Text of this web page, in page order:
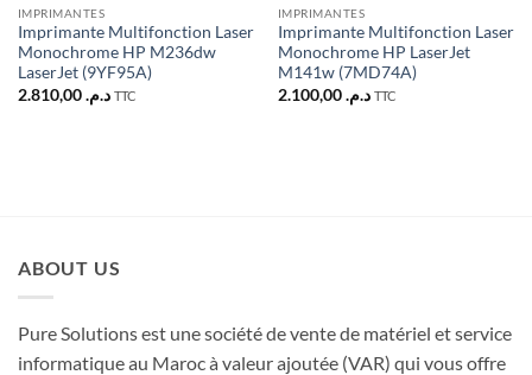
IMPRIMANTES
Imprimante Multifonction Laser
Monochrome HP M236dw
LaserJet (9YF95A)
د.م.2.810,00 TTC
IMPRIMANTES
Imprimante Multifonction Laser
Monochrome HP LaserJet
M141w (7MD74A)
د.م.2.100,00 TTC
ABOUT US
Pure Solutions est une société de vente de matériel et service
informatique au Maroc à valeur ajoutée (VAR) qui vous offre